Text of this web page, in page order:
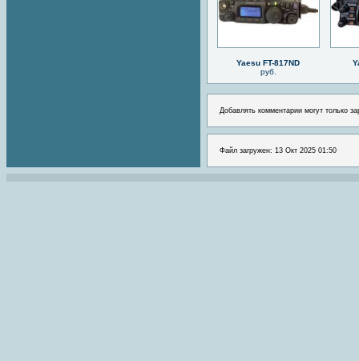
Yaesu FT-817ND
руб.
Добавлять комментарии могут только
Файл загружен: 13 Окт 2025 01:50